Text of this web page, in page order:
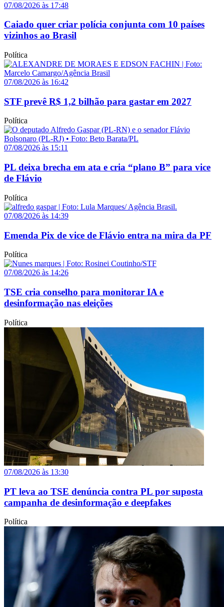
07/08/2026 às 17:48
Caiado quer criar polícia conjunta com 10 países
vizinhos ao Brasil
Política
07/08/2026 às 16:42
STF prevê R$ 1,2 bilhão para gastar em 2027
Política
07/08/2026 às 15:11
PL deixa brecha em ata e cria “plano B” para vice
de Flávio
Política
07/08/2026 às 14:39
Emenda Pix de vice de Flávio entra na mira da PF
Política
07/08/2026 às 14:26
TSE cria conselho para monitorar IA e
desinformação nas eleições
Política
07/08/2026 às 13:30
PT leva ao TSE denúncia contra PL por suposta
campanha de desinformação e deepfakes
Política